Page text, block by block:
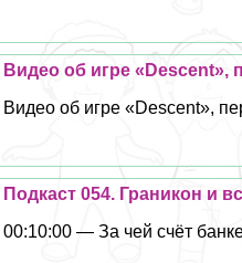
Видео об игре «Descent»,
Видео об игре «Descent»,
Подкаст 054. Граникон и
00:10:00 — За чей счёт